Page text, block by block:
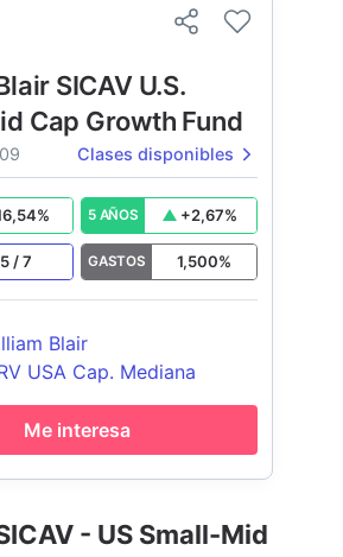
- US Small-Mid
SICAV U.S.
Cap Growth Fund
Clases disponibles
% 5 AÑOS +2,67%
5 /7 GASTOS 1,500%
Blair
USA Cap. Mediana
Me interesa